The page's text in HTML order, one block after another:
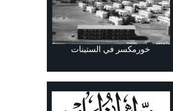
خورمكسر في الستينات